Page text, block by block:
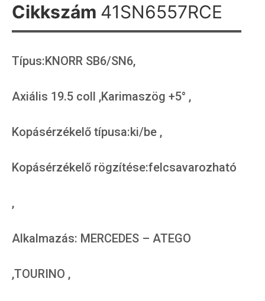
Cikkszám 41SN6557RCE
Típus:KNORR SB6/SN6,
Axiális 19.5 coll ,Karimaszög +5° ,
Kopásérzékelő típusa:ki/be ,
Kopásérzékelő rögzítése:felcsavarozható
,
Alkalmazás: MERCEDES – ATEGO
,TOURINO ,